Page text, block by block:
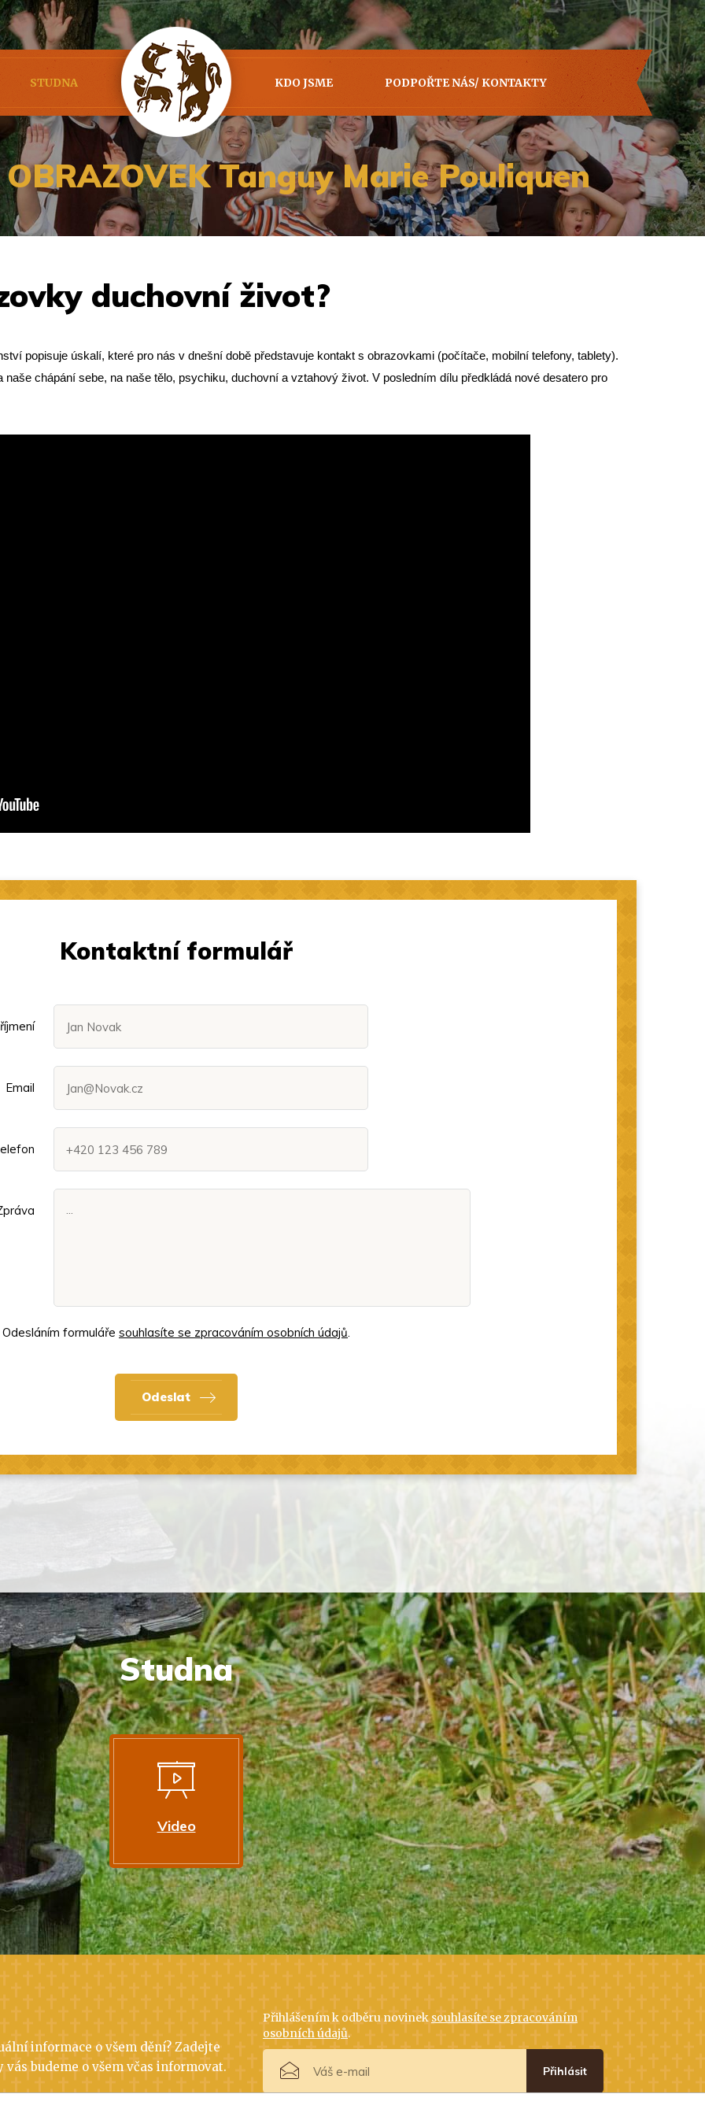
STUDNA KDO JSME PODPOŘTE NÁS/ KONTAKTY
Tanguy Marie Pouliquen
duchovní život?
popisuje úskalí, které pro nás v dnešní době představuje kontakt s obrazovkami (počítače, mobilní telefony, tablety).
chápání sebe, na naše tělo, psychiku, duchovní a vztahový život. V posledním dílu předkládá nové desatero pro
Kontaktní formulář
Email
Odesláním formuláře souhlasíte se zpracováním osobních údajů.
Odeslat
Studna
Video
informace o všem dění? Zadejte
vás budeme o všem včas informovat.
Přihlášením k odběru novineksouhlasíte se zpracováním
osobních údajů.
Přihlásit